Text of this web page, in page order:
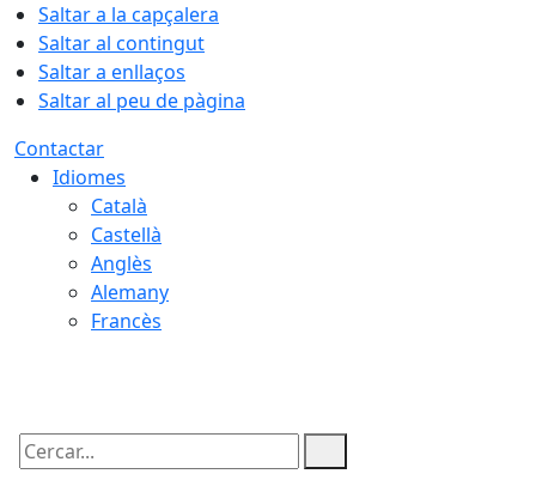
Saltar a la capçalera
Saltar al contingut
Saltar a enllaços
Saltar al peu de pàgina
Contactar
Idiomes
Català
Castellà
Anglès
Alemany
Francès
Cercar: